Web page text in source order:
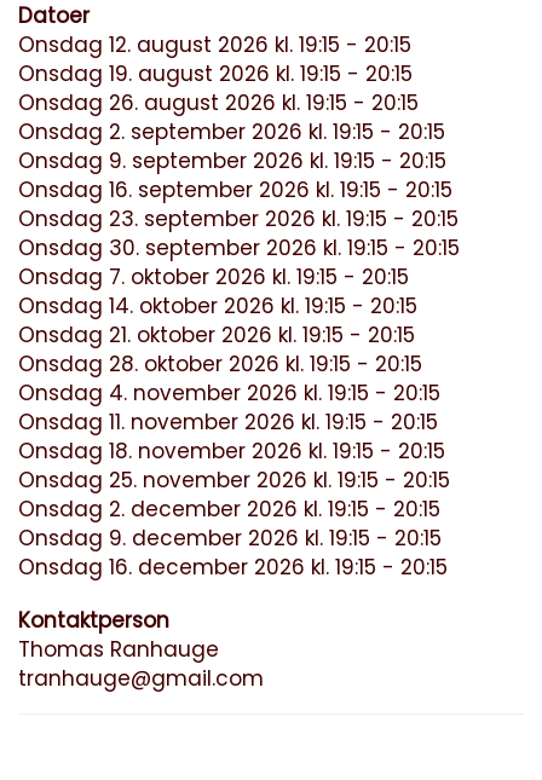
Datoer
Onsdag 12. august 2026 kl. 19:15 - 20:15
Onsdag 19. august 2026 kl. 19:15 - 20:15
Onsdag 26. august 2026 kl. 19:15 - 20:15
Onsdag 2. september 2026 kl. 19:15 - 20:15
Onsdag 9. september 2026 kl. 19:15 - 20:15
Onsdag 16. september 2026 kl. 19:15 - 20:15
Onsdag 23. september 2026 kl. 19:15 - 20:15
Onsdag 30. september 2026 kl. 19:15 - 20:15
Onsdag 7. oktober 2026 kl. 19:15 - 20:15
Onsdag 14. oktober 2026 kl. 19:15 - 20:15
Onsdag 21. oktober 2026 kl. 19:15 - 20:15
Onsdag 28. oktober 2026 kl. 19:15 - 20:15
Onsdag 4. november 2026 kl. 19:15 - 20:15
Onsdag 11. november 2026 kl. 19:15 - 20:15
Onsdag 18. november 2026 kl. 19:15 - 20:15
Onsdag 25. november 2026 kl. 19:15 - 20:15
Onsdag 2. december 2026 kl. 19:15 - 20:15
Onsdag 9. december 2026 kl. 19:15 - 20:15
Onsdag 16. december 2026 kl. 19:15 - 20:15
Kontaktperson
Thomas Ranhauge
tranhauge@gmail.com